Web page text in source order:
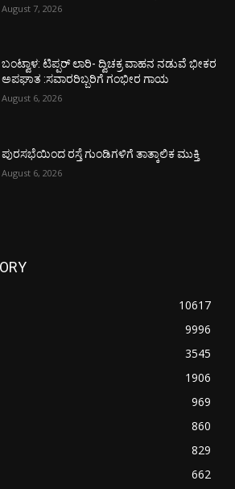
August 7, 2026
ಬಂಟ್ವಾಳ: ಟಿಪ್ಪರ್ ಲಾರಿ- ದ್ವಿಚಕ್ರ ವಾಹನ ನಡುವೆ ಭೀಕರ
ಅಪಘಾತ :ಸವಾರರಿಬ್ಬರಿಗೆ ಗಂಭೀರ ಗಾಯ
August 6, 2026
ಪುರಸಭೆಯಿಂದ ರಸ್ತೆ ಗುಂಡಿಗಳಿಗೆ ತಾತ್ಕಾಲಿಕ ಮುಕ್ತಿ
August 6, 2026
10617
9996
3545
1906
969
860
829
662